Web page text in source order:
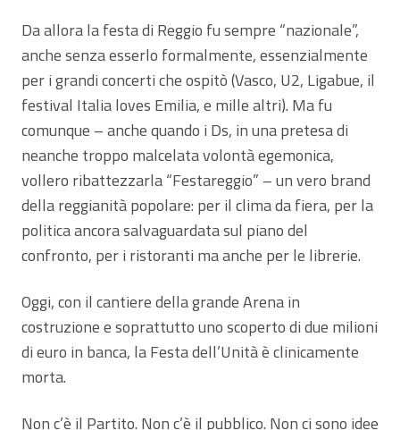
Da allora la festa di Reggio fu sempre “nazionale”,
anche senza esserlo formalmente, essenzialmente
per i grandi concerti che ospitò (Vasco, U2, Ligabue, il
festival Italia loves Emilia, e mille altri). Ma fu
comunque – anche quando i Ds, in una pretesa di
neanche troppo malcelata volontà egemonica,
vollero ribattezzarla “Festareggio” – un vero brand
della reggianità popolare: per il clima da fiera, per la
politica ancora salvaguardata sul piano del
confronto, per i ristoranti ma anche per le librerie.
Oggi, con il cantiere della grande Arena in
costruzione e soprattutto uno scoperto di due milioni
di euro in banca, la Festa dell’Unità è clinicamente
morta.
Non c’è il Partito. Non c’è il pubblico. Non ci sono idee